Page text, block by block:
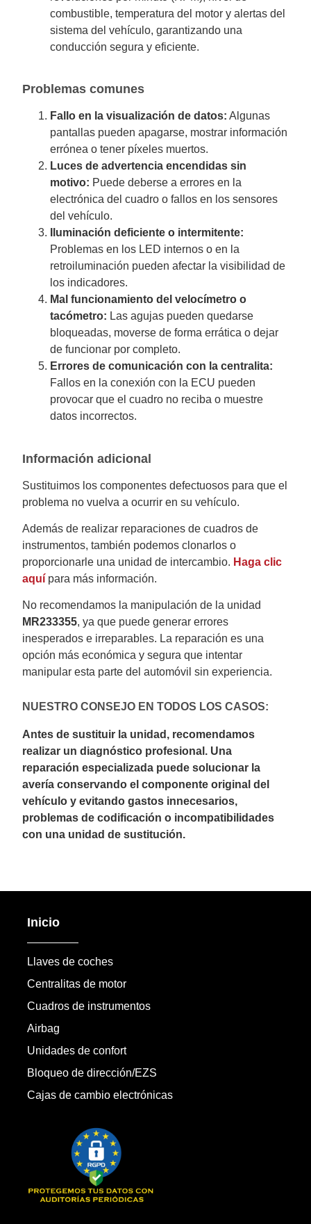
combustible, temperatura del motor y alertas del
sistema del vehículo, garantizando una
conducción segura y eficiente.
Problemas comunes
Fallo en la visualización de datos: Algunas
pantallas pueden apagarse, mostrar información
errónea o tener píxeles muertos.
Luces de advertencia encendidas sin
motivo: Puede deberse a errores en la
electrónica del cuadro o fallos en los sensores
del vehículo.
Iluminación deficiente o intermitente:
Problemas en los LED internos o en la
retroiluminación pueden afectar la visibilidad de
los indicadores.
Mal funcionamiento del velocímetro o
tacómetro: Las agujas pueden quedarse
bloqueadas, moverse de forma errática o dejar
de funcionar por completo.
Errores de comunicación con la centralita:
Fallos en la conexión con la ECU pueden
provocar que el cuadro no reciba o muestre
datos incorrectos.
Información adicional
Sustituimos los componentes defectuosos para que el
problema no vuelva a ocurrir en su vehículo.
Además de realizar reparaciones de cuadros de
instrumentos, también podemos clonarlos o
proporcionarle una unidad de intercambio. Haga clic
aquí para más información.
No recomendamos la manipulación de la unidad
MR233355, ya que puede generar errores
inesperados e irreparables. La reparación es una
opción más económica y segura que intentar
manipular esta parte del automóvil sin experiencia.
NUESTRO CONSEJO EN TODOS LOS CASOS:
Antes de sustituir la unidad, recomendamos
realizar un diagnóstico profesional. Una
reparación especializada puede solucionar la
avería conservando el componente original del
vehículo y evitando gastos innecesarios,
problemas de codificación o incompatibilidades
con una unidad de sustitución.
Inicio
Llaves de coches
Centralitas de motor
Cuadros de instrumentos
Airbag
Unidades de confort
Bloqueo de dirección/EZS
Cajas de cambio electrónicas